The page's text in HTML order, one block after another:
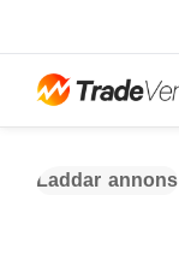
Laddar annons